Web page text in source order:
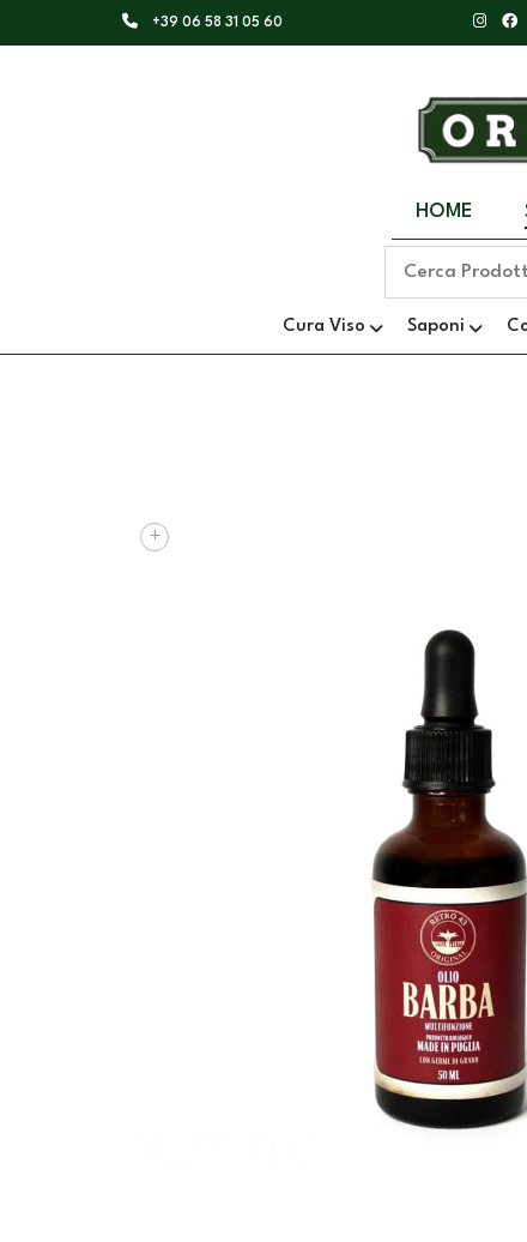
+39 06 58 31 05 60
HOME
Cura Viso Saponi
+